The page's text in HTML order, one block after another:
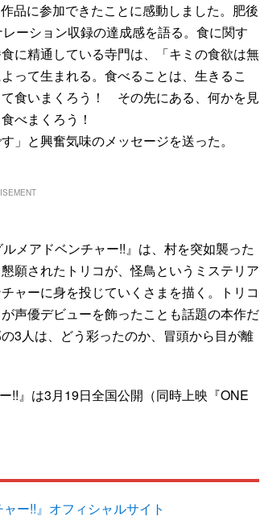
品に参加できたことに感動しました。肥後
ーション収録の達成感を語る。食に関す
に精通している寺門は、「キミの食欲は無
って生まれる。食べることは、生きるこ
食いまくろう！ その先にある、何かを見
べまくろう！
」と興奮気味のメッセージを送った。
メアドベンチャー!!』は、村を突如襲った
願されたトリコが、怪鳥というミステリア
ャーに身を投じていくさまを描く。トリコ
が声優デビューを飾ったことも話題の本作だ
3人は、どう彩ったのか、冒頭から目が離
!!』は3月19日全国公開（同時上映『ONE
ー!!』オフィシャルサイト